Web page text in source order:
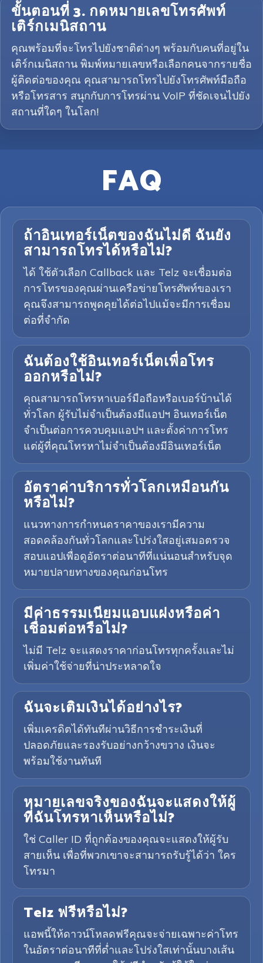
ขั้นตอนที่ 3. กดหมายเลขโทรศัพท์
เติร์กเมนิสถาน
คุณพร้อมที่จะโทรไปยังชาติต่างๆ พร้อมกับคนที่อยู่ใน
เติร์กเมนิสถาน พิมพ์หมายเลขหรือเลือกคนจากรายชื่อ
ผู้ติดต่อของคุณ คุณสามารถโทรไปยังโทรศัพท์มือถือ
หรือโทรสาร สนุกกับการโทรผ่าน VoIP ที่ชัดเจนไปยัง
สถานที่ใดๆ ในโลก!
FAQ
ถ้าอินเทอร์เน็ตของฉันไม่ดี ฉันยัง
สามารถโทรได้หรือไม่?
ได้ ใช้ตัวเลือก Callback และ Telz จะเชื่อมต่อ
การโทรของคุณผ่านเครือข่ายโทรศัพท์ของเรา
คุณจึงสามารถพูดคุยได้ต่อไปแม้จะมีการเชื่อม
ต่อที่จำกัด
ฉันต้องใช้อินเทอร์เน็ตเพื่อโทร
ออกหรือไม่?
คุณสามารถโทรหาเบอร์มือถือหรือเบอร์บ้านได้
ทั่วโลก ผู้รับไม่จำเป็นต้องมีแอปฯ อินเทอร์เน็ต
จำเป็นต่อการควบคุมแอปฯ และตั้งค่าการโทร
แต่ผู้ที่คุณโทรหาไม่จำเป็นต้องมีอินเทอร์เน็ต
อัตราค่าบริการทั่วโลกเหมือนกัน
หรือไม่?
แนวทางการกำหนดราคาของเรามีความ
สอดคล้องกันทั่วโลกและโปร่งใสอยู่เสมอตรวจ
สอบแอปเพื่อดูอัตราต่อนาทีที่แน่นอนสำหรับจุด
หมายปลายทางของคุณก่อนโทร
มีค่าธรรมเนียมแอบแฝงหรือค่า
เชื่อมต่อหรือไม่?
ไม่มี Telz จะแสดงราคาก่อนโทรทุกครั้งและไม่
เพิ่มค่าใช้จ่ายที่น่าประหลาดใจ
ฉันจะเติมเงินได้อย่างไร?
เพิ่มเครดิตได้ทันทีผ่านวิธีการชำระเงินที่
ปลอดภัยและรองรับอย่างกว้างขวาง เงินจะ
พร้อมใช้งานทันที
หมายเลขจริงของฉันจะแสดงให้ผู้
ที่ฉันโทรหาเห็นหรือไม่?
ใช่ Caller ID ที่ถูกต้องของคุณจะแสดงให้ผู้รับ
สายเห็น เพื่อที่พวกเขาจะสามารถรับรู้ได้ว่า ใคร
โทรมา
Telz ฟรีหรือไม่?
แอพนี้ให้ดาวน์โหลดฟรีคุณจะจ่ายเฉพาะค่าโทร
ในอัตราต่อนาทีที่ต่ำและโปร่งใสเท่านั้นบางเส้น